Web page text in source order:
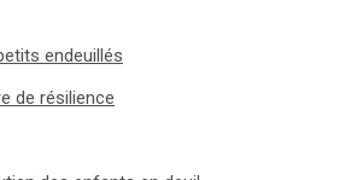
endeuillés
de résilience